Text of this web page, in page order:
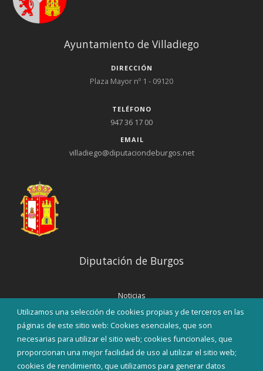
Utilizamos una selección de cookies propias y de terceros en las
páginas de este sitio web: Cookies esenciales, que son
necesarias para utilizar el sitio web; cookies funcionales, que
proporcionan una mejor facilidad de uso al utilizar el sitio web;
cookies de rendimiento, que utilizamos para generar datos
Ayuntamiento de Villadiego
DIRECCIÓN
Plaza Mayor nº 1 - 09120
TELÉFONO
947 36 17 00
EMAIL
villadiego@diputaciondeburgos.net
Diputación de Burgos
Noticias
Eventos
Corporación Municipal
Teléfonos de interés
INICIAR SESIÓN